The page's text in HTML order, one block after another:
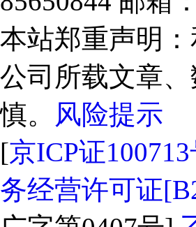
本站郑重声明
公司所载文章
慎。
风险提示
[京ICP证
务经营许可证